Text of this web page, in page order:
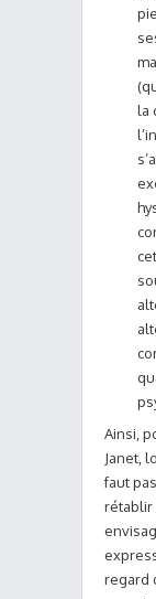
la
Ainsi,
Janet,
faut
rétablir
regard